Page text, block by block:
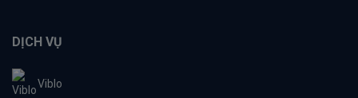
DỊCH VỤ
Viblo